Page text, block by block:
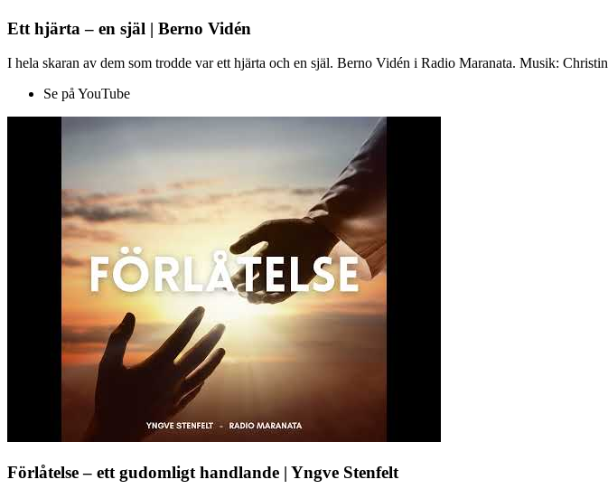
Ett hjärta – en själ | Berno Vidén
I hela skaran av dem som trodde var ett hjärta och en själ. Berno Vidén i Radio Maranata. Musik:
Se på YouTube
Förlåtelse – ett gudomligt handlande | Yngve Stenfelt